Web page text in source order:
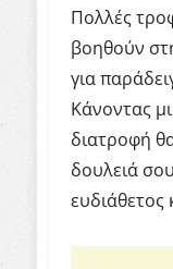
Πολλές
βοηθούν
για
Κάνοντας
διατροφή
δουλειά
ευδιάθετος